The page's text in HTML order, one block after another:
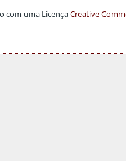
com uma LicençaCreative